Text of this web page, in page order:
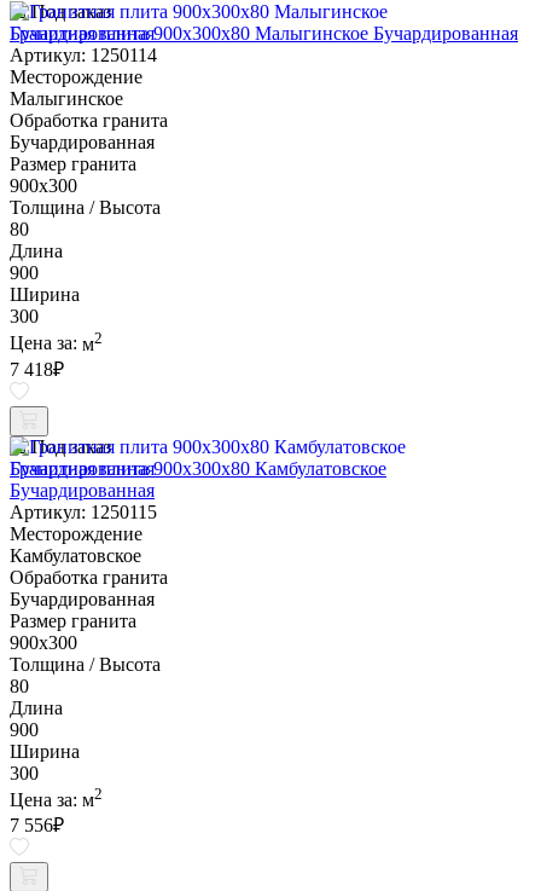
Под заказ
Гранитная плита 900х300x80 Малыгинское Бучардированная
Артикул: 1250114
Месторождение
Малыгинское
Обработка гранита
Бучардированная
Размер гранита
900х300
Толщина / Высота
80
Длина
900
Ширина
300
Цена за: м2
7 418₽
Под заказ
Гранитная плита 900х300x80 Камбулатовское
Бучардированная
Артикул: 1250115
Месторождение
Камбулатовское
Обработка гранита
Бучардированная
Размер гранита
900х300
Толщина / Высота
80
Длина
900
Ширина
300
Цена за: м2
7 556₽